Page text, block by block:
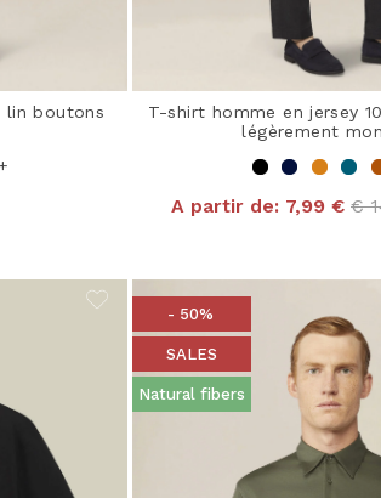
lin boutons
+
T-shirt homme en jersey
légèrement
A partir de: 7,99 € €
- 50%
SALES
Natural fibers